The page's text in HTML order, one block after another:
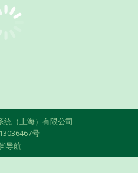
（上海）有限公司
号
导航